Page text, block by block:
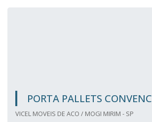
PORTA PALLETS
VICEL MOVEIS DE ACO / MOGI MIRIM - SP